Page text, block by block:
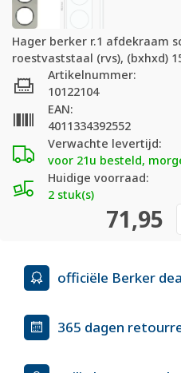
Hager berker r.1 afdekraam
roestvaststaal (rvs), (bxhxd)
Verwachte levertijd:
voor 21u besteld,
Huidige voorraad:
2 stuk(s)
Artikelnummer:
10122104
EAN:
4011334392552
71,95
officiële Berker
365 dagen